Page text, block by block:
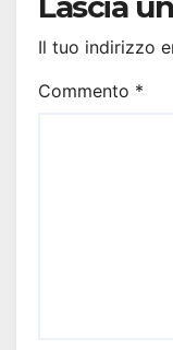
Il tuo indirizzo
Commento *